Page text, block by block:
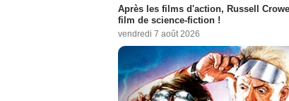
Après les films d'action, Russell
film de science-fiction !
vendredi 7 août 2026